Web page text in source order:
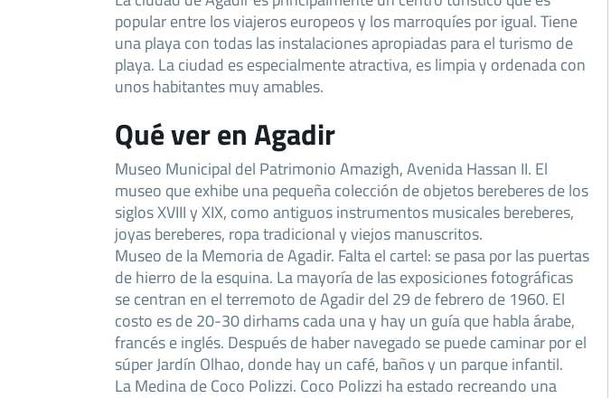
popular entre los viajeros europeos y los marroquíes por igual. Tiene
una playa con todas las instalaciones apropiadas para el turismo de
playa. La ciudad es especialmente atractiva, es limpia y ordenada con
unos habitantes muy amables.
Qué ver en Agadir
Museo Municipal del Patrimonio Amazigh, Avenida Hassan II. El
museo que exhibe una pequeña colección de objetos bereberes de los
siglos XVIII y XIX, como antiguos instrumentos musicales bereberes,
joyas bereberes, ropa tradicional y viejos manuscritos.
Museo de la Memoria de Agadir. Falta el cartel: se pasa por las puertas
de hierro de la esquina. La mayoría de las exposiciones fotográficas
se centran en el terremoto de Agadir del 29 de febrero de 1960. El
costo es de 20-30 dirhams cada una y hay un guía que habla árabe,
francés e inglés. Después de haber navegado se puede caminar por el
súper Jardín Olhao, donde hay un café, baños y un parque infantil.
La Medina de Coco Polizzi. Coco Polizzi ha estado recreando una